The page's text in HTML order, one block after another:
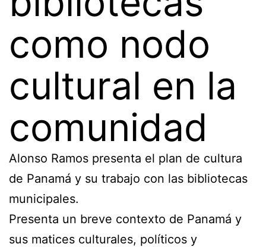
como nodo
cultural en la
comunidad
Alonso Ramos presenta el plan de cultura
de Panamá y su trabajo con las bibliotecas
municipales.
Presenta un breve contexto de Panamá y
sus matices culturales, políticos y